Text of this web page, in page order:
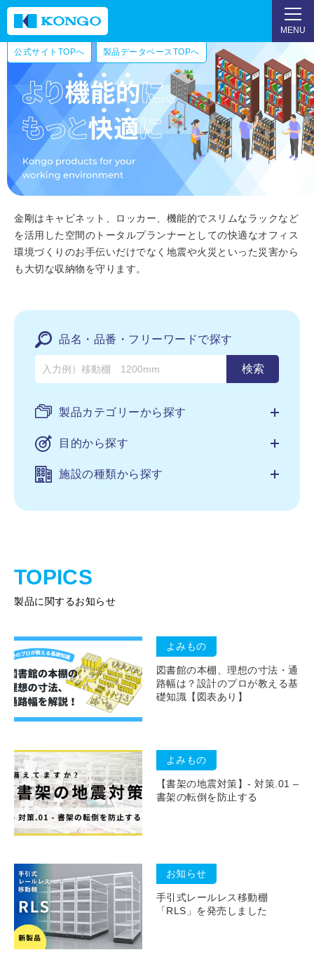
公式サイトTOPへ 製品データベースTOPへ
MENU
金剛はキャビネット、ロッカー、機能的でスリムなラックなど
を活用した空間のトータルプランナーとしての快適なオフィス
環境づくりのお手伝いだけでなく地震や火災といった災害から
も大切な収納物を守ります。
品名・品番・フリーワードで探す
製品カテゴリーから探す
目的から探す
施設の種類から探す
TOPICS
製品に関するお知らせ
よみもの
図書館の本棚、理想の寸法・通
路幅は？設計のプロが教える基
礎知識【図表あり】
よみもの
【書架の地震対策】- 対策.01 –
書架の転倒を防止する
お知らせ
手引式レールレス移動棚
「RLS」を発売しました